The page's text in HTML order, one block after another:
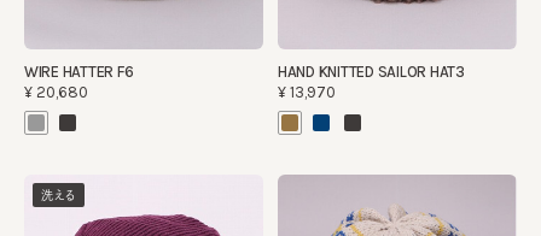
WIRE HATTER F6
¥20,680
HAND KNITTED SAILOR HAT3
¥13,970
洗える